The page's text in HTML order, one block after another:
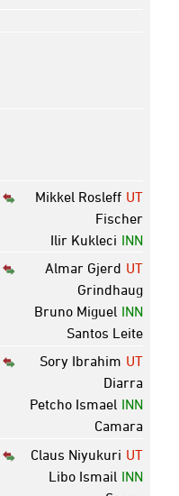
UT
Mikkel Rosleff
Fischer
INN
Ilir Kukleci
UT
Almar Gjerd
Grindhaug
INN
Bruno Miguel
Santos Leite
UT
Sory Ibrahim
Diarra
INN
Petcho Ismael
Camara
UT
Claus Niyukuri
INN
Libo Ismail